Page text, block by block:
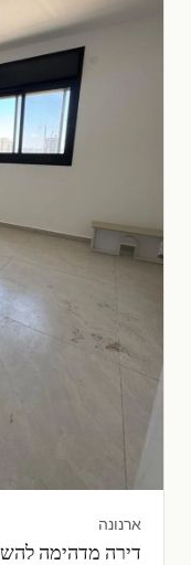
ארנונה
דירה מדהימה